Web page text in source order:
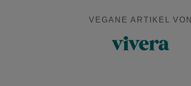
VEGANE ARTIKEL VON
vivera